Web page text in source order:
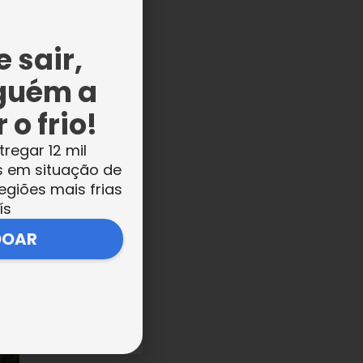
sair,
a
o frio!
12 mil
em situação de
mais frias